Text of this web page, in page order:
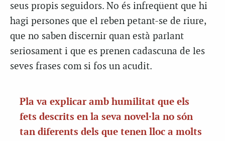
seus propis seguidors. No és infreqüent que hi
hagi persones que el reben petant-se de riure,
que no saben discernir quan està parlant
seriosament i que es prenen cadascuna de les
seves frases com si fos un acudit.
Pla va explicar amb humilitat que els
fets descrits en la seva novel·la no són
tan diferents dels que tenen lloc a molts